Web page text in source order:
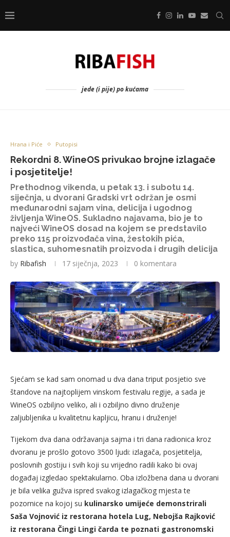
jede (i pije) po kućama
Hrana i Piće Putopisi
Rekordni 8. WineOS privukao brojne izlagače
i posjetitelje!
Prethodnog vikenda, u petak 13. i subotu 14.
siječnja, u dvorani Gradski vrt održan je osmi
međunarodni sajam vina, delicija i ugodnog
življenja WineOS. Sukladno najavama, bio je to
najveći WineOS dosad na kojem se predstavilo
preko 115 proizvođača vina, žestokih pića,
slastica, suhomesnatih proizvoda i drugih delicija
by Ribafish 17 siječnja, 2023 0 komentara
Sjećam se kad sam onomad u dva dana triput posjetio sve
štandove na najtoplijem vinskom festivalu regije, a sada je
WineOS ozbiljno veliko, ali i ozbiljno divno druženje
zaljubljenika u kvalitetnu kapljicu, hranu i druženje!
Tijekom dva dana održavanja sajma i tri dana radionica kroz
dvoranu je prošlo gotovo 3500 ljudi: izlagača, posjetitelja,
poslovnih gostiju i svih koji su vrijedno radili kako bi ovaj
događaj izgledao spektakularno. Oba izložbena dana u dvorani
je bila velika gužva ispred svakog izlagačkog mjesta te
pozornice na kojoj su kulinarsko umijeće demonstrirali
Saša Vojnović iz restorana hotela Lug, Nebojša Rajković
iz restorana Čingi Lingi čarda te poznati gastronomski